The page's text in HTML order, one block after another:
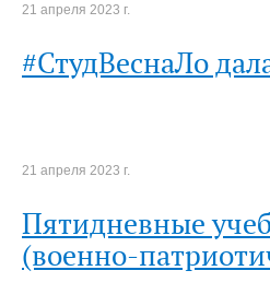
21 апреля 2023 г.
#СтудВеснаЛо
21 апреля 2023 г.
Пятидневные
(военно-